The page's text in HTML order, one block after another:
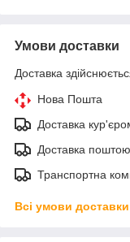
Умови доставки
Доставка
Нова Пошта
Доставка
Доставка поштою
Транспортна
Всі умови доставки